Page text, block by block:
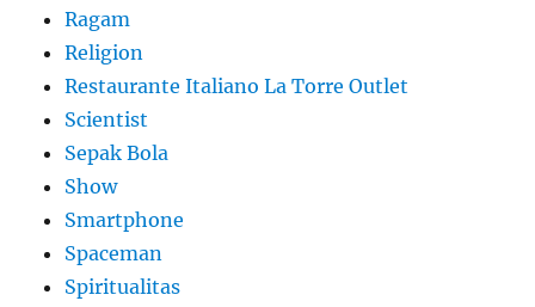
Ragam
Religion
Restaurante Italiano La Torre Outlet
Scientist
Sepak Bola
Show
Smartphone
Spaceman
Spiritualitas